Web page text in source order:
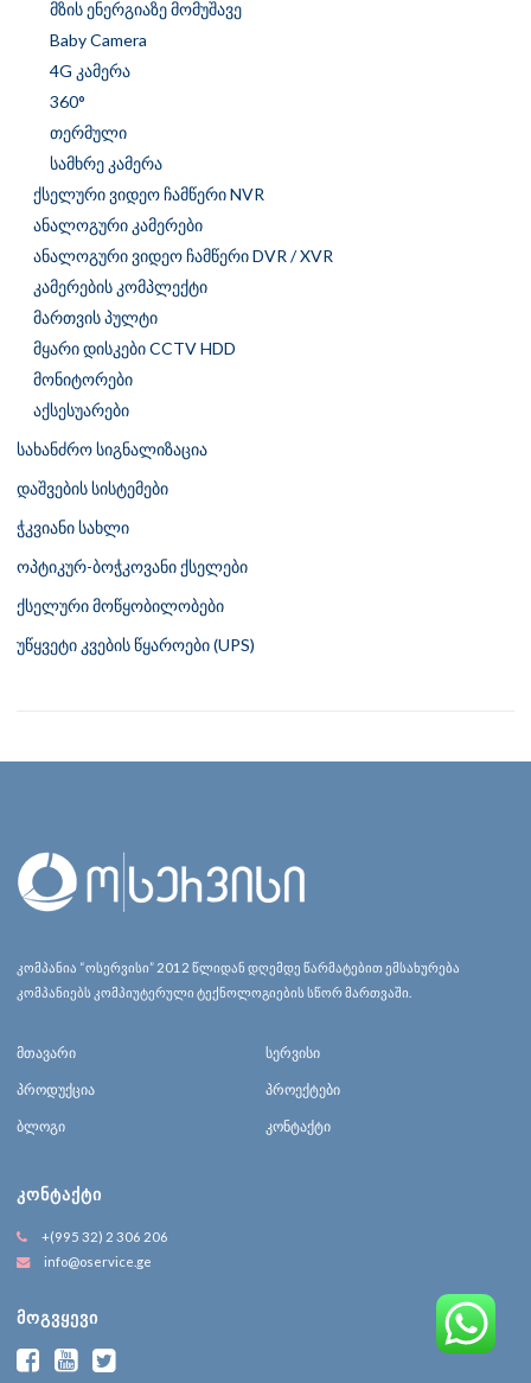
მზის ენერგიაზე მომუშავე
Baby Camera
4G კამერა
360°
თერმული
სამხრე კამერა
ქსელური ვიდეო ჩამწერი NVR
ანალოგური კამერები
ანალოგური ვიდეო ჩამწერი DVR / XVR
კამერების კომპლექტი
მართვის პულტი
მყარი დისკები CCTV HDD
მონიტორები
აქსესუარები
სახანძრო სიგნალიზაცია
დაშვების სისტემები
ჭკვიანი სახლი
ოპტიკურ-ბოჭკოვანი ქსელები
ქსელური მოწყობილობები
უწყვეტი კვების წყაროები (UPS)
კომპანია “ოსერვისი” 2012 წლიდან დღემდე წარმატებით ემსახურება
კომპანიებს კომპიუტერული ტექნოლოგიების სწორ მართვაში.
მთავარი სერვისი
პროდუქცია პროექტები
ბლოგი კონტაქტი
ᲙᲝᲜᲢᲐᲥᲢᲘ
+(995 32) 2 306 206
info@oservice.ge
ᲛᲝᲒᲕᲧᲔᲕᲘ